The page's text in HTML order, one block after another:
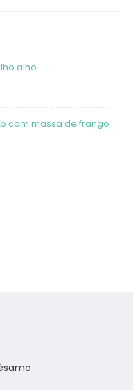
alho
com massa de frango